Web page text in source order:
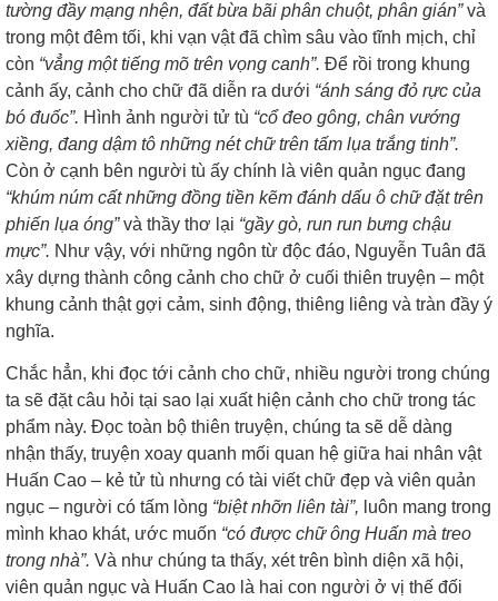
tường đầy mạng nhện, đất bừa bãi phân chuột, phân gián”và
trong một đêm tối, khi vạn vật đã chìm sâu vào tĩnh mịch, chỉ
còn “vẳng một tiếng mõ trên vọng canh”. Để rồi trong khung
cảnh ấy, cảnh cho chữ đã diễn ra dưới “ánh sáng đỏ rực của
bó đuốc”. Hình ảnh người tử tù “cổ đeo gông, chân vướng
xiềng, đang dậm tô những nét chữ trên tấm lụa trắng tinh”.
Còn ở cạnh bên người tù ấy chính là viên quản ngục đang
“khúm núm cất những đồng tiền kẽm đánh dấu ô chữ đặt trên
phiến lụa óng”và thầy thơ lại “gầy gò, run run bưng chậu
mực”. Như vậy, với những ngôn từ độc đáo, Nguyễn Tuân đã
xây dựng thành công cảnh cho chữ ở cuối thiên truyện – một
khung cảnh thật gợi cảm, sinh động, thiêng liêng và tràn đầy ý
nghĩa.
Chắc hẳn, khi đọc tới cảnh cho chữ, nhiều người trong chúng
ta sẽ đặt câu hỏi tại sao lại xuất hiện cảnh cho chữ trong tác
phẩm này. Đọc toàn bộ thiên truyện, chúng ta sẽ dễ dàng
nhận thấy, truyện xoay quanh mối quan hệ giữa hai nhân vật
Huấn Cao – kẻ tử tù nhưng có tài viết chữ đẹp và viên quản
ngục – người có tấm lòng “biệt nhỡn liên tài”, luôn mang trong
mình khao khát, ước muốn “có được chữ ông Huấn mà treo
trong nhà”. Và như chúng ta thấy, xét trên bình diện xã hội,
viên quản ngục và Huấn Cao là hai con người ở vị thế đối